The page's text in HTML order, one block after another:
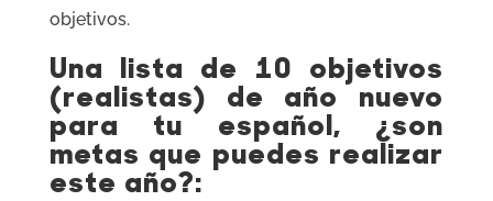
objetivos.
Una lista de 10 objetivos
(realistas) de año nuevo
para tu español, ¿son
metas que puedes realizar
este año?: